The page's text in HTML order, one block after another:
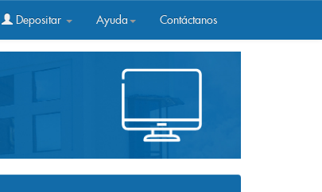
Depositar Ayuda Contáctanos